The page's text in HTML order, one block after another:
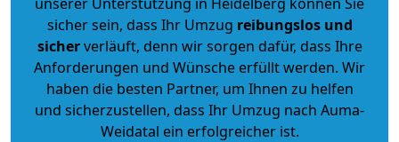
sicher sein, dass Ihr Umzug reibungslos und
sicherverläuft, denn wir sorgen dafür, dass Ihre
Anforderungen und Wünsche erfüllt werden. Wir
haben die besten Partner, um Ihnen zu helfen
und sicherzustellen, dass Ihr Umzug nach Auma-
Weidatal ein erfolgreicher ist.